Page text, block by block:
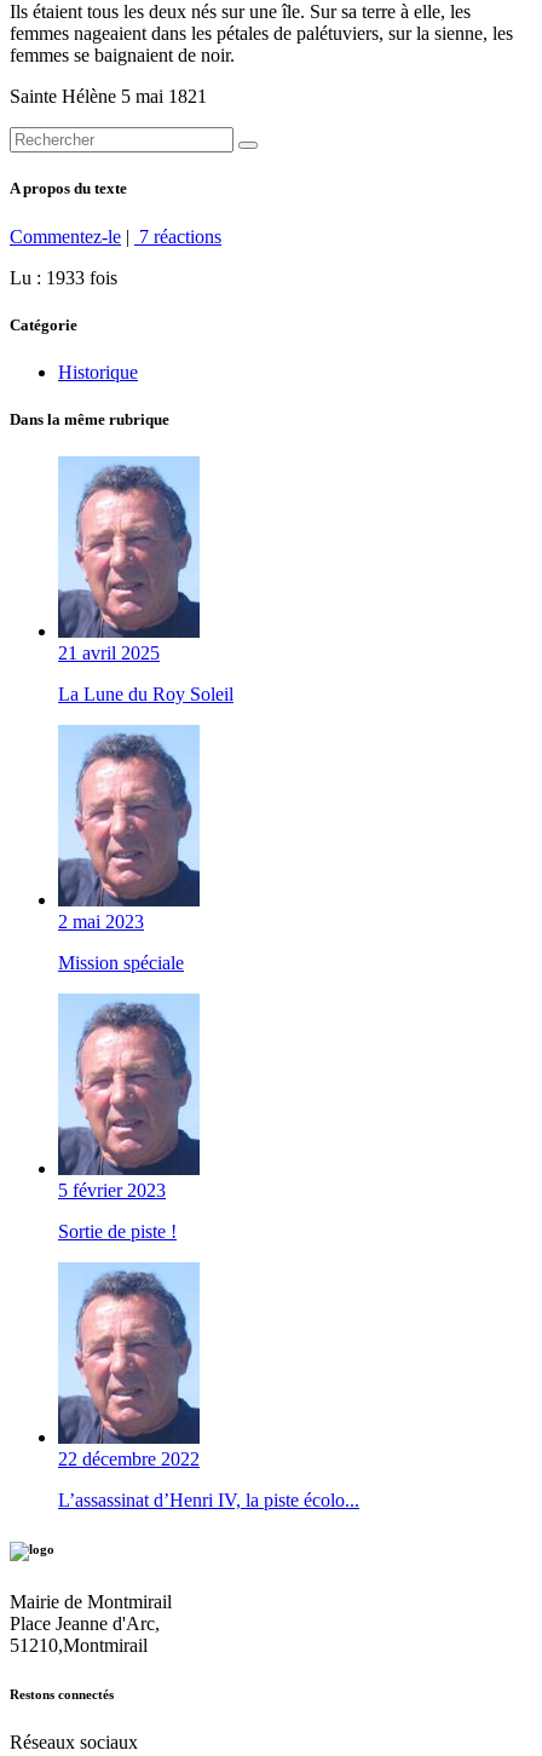
Ils étaient tous les deux nés sur une île. Sur sa terre à elle, les
femmes nageaient dans les pétales de palétuviers, sur la sienne, les
femmes se baignaient de noir.
Sainte Hélène 5 mai 1821
A propos du texte
Commentez-le | 7 réactions
Lu : 1933 fois
Catégorie
Historique
Dans la même rubrique
21 avril 2025
La Lune du Roy Soleil
2 mai 2023
Mission spéciale
5 février 2023
Sortie de piste !
22 décembre 2022
L’assassinat d’Henri IV, la piste écolo...
Mairie de Montmirail
Place Jeanne d'Arc,
51210,Montmirail
Restons connectés
Réseaux sociaux